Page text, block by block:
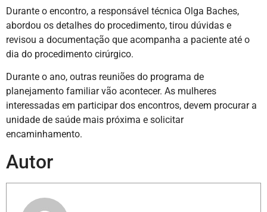
Durante o encontro, a responsável técnica Olga Baches,
abordou os detalhes do procedimento, tirou dúvidas e
revisou a documentação que acompanha a paciente até o
dia do procedimento cirúrgico.
Durante o ano, outras reuniões do programa de
planejamento familiar vão acontecer. As mulheres
interessadas em participar dos encontros, devem procurar a
unidade de saúde mais próxima e solicitar
encaminhamento.
Autor